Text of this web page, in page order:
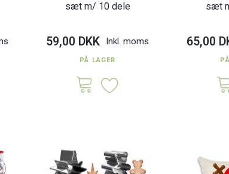
sæt m/ 10 dele
59,00 DKK Inkl. moms
PÅ LAGER
sæt
65,00